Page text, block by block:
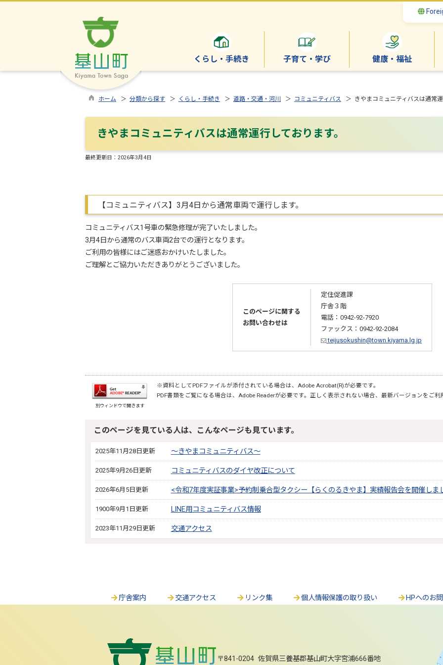
くらし・手続き 子育て・学び 健康・福祉
ホーム ＞ 分類から探す ＞ くらし・手続き ＞ 道路・交通・河川 ＞ コミュニティバス ＞ きやまコミュニティバスは通常運
きやまコミュニティバスは通常運行しております。
最終更新日： 2026年3月4日
【コミュニティバス】3月4日から通常車両で運行します。
コミュニティバス1号車の緊急修理が完了いたしました。
3月4日から通常のバス車両2台での運行となります。
ご利用の皆様にはご迷惑おかけいたしました。
ご理解とご協力いただきありがとうございました。
このページに関する
お問い合わせは
定住促進課
庁舎３階
電話：0942-92-7920
ファックス：0942-92-2084
teijusokushin@town.kiyama.lg.jp
別ウィンドウで開きます
※資料としてPDFファイルが添付されている場合は、Adobe Acrobat(R)が必要です。
PDF書類をご覧になる場合は、Adobe Readerが必要です。正しく表示されない場合、最新バージョンをご利
このページを見ている人は、こんなページも見ています。
2025年11月28日更新 ～きやまコミュニティバス～
2025年9月26日更新 コミュニティバスのダイヤ改正について
2026年6月5日更新 <令和7年度実証事業>予約制乗合型タクシー【らくのるきやま】実績報告会を開催しま
1900年9月1日更新 LINE用コミュニティバス情報
2023年11月29日更新 交通アクセス
庁舎案内 交通アクセス リンク集 個人情報保護の取り扱い HPへのお
〒841-0204 佐賀県三養基郡基山町大字宮浦666番地